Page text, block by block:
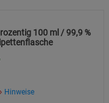
100 ml / 99,9 %
Hinweise